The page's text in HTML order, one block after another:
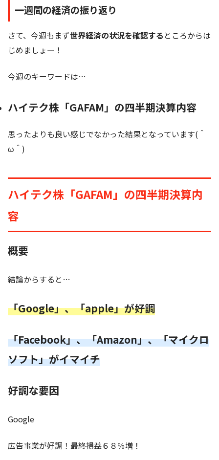
一週間の経済の振り返り
さて、今週もまず世界経済の状況を確認する ところからは
じめましょー！
今週のキーワードは…
ハイテク株「GAFAM」の四半期決算内容
思ったよりも良い感じでなかった結果となっています(＾
ω＾)
ハイテク株「GAFAM」の四半期決算内
容
概要
結論からすると…
「Google」、「apple」が好調
「Facebook」、「Amazon」、「マイクロ
ソフト」がイマイチ
好調な要因
Google
広告事業が好調！最終損益６８％増！